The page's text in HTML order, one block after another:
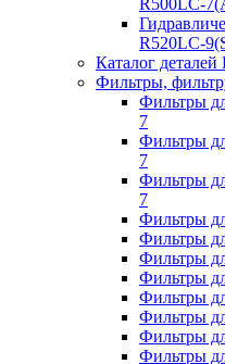
R500LC-
R520LC-
Каталог
Фильтры,
Фильтры
7
Фильтры
7
Фильтры
7
Фильтры
Фильтры
Фильтры
Фильтры
Фильтры
Фильтры
Фильтры
Фильтры